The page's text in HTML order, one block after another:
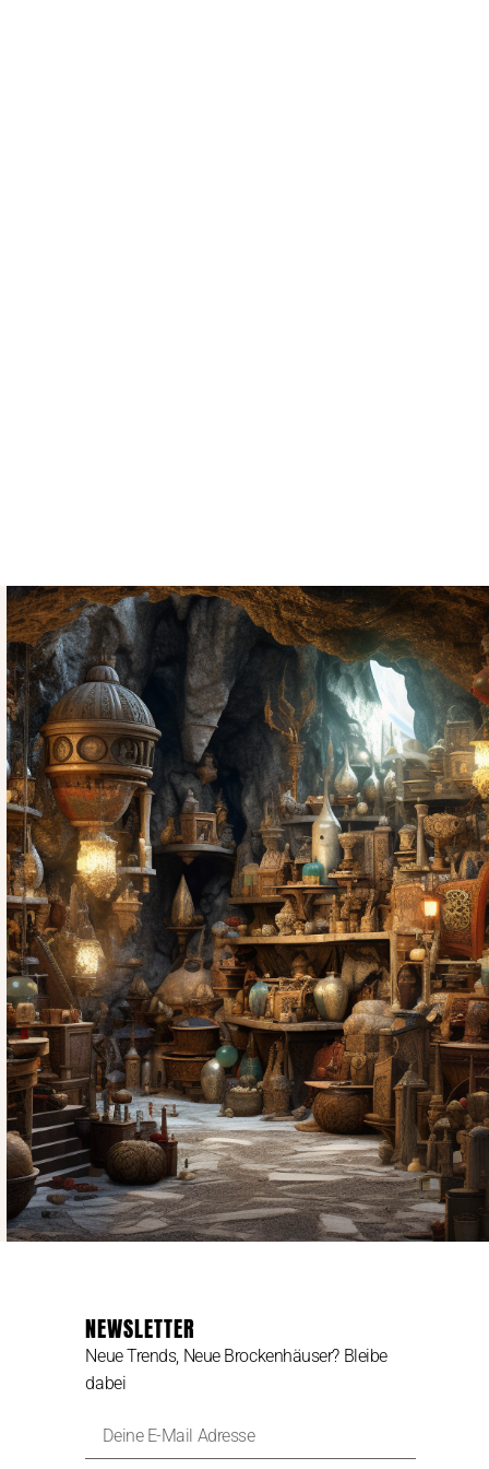
NEWSLETTER
Neue Trends, Neue Brockenhäuser? Bleibe
dabei